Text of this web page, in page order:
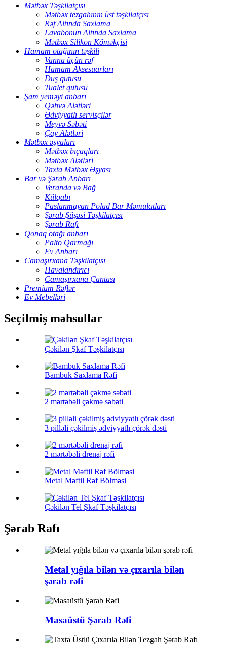
Mətbəx Təşkilatçısı
Mətbəx tezgahının üst təşkilatçısı
Rəf Altında Saxlama
Lavabonun Altında Saxlama
Mətbəx Silikon Köməkçisi
Hamam otağının təşkili
Vanna üçün rəf
Hamam Aksesuarları
Duş qutusu
Tualet qutusu
Şam yeməyi anbarı
Qəhvə Alətləri
Ədviyyatlı servisçilər
Meyvə Səbəti
Çay Alətləri
Mətbəx əşyaları
Mətbəx bıçaqları
Mətbəx Alətləri
Taxta Mətbəx Əşyası
Bar və Şərab Anbarı
Veranda və Bağ
Külqabı
Paslanmayan Polad Bar Məmulatları
Şərab Şüşəsi Təşkilatçısı
Şərab Rafı
Qonaq otağı anbarı
Palto Qarmağı
Ev Anbarı
Camaşırxana Təşkilatçısı
Havalandırıcı
Camaşırxana Çantası
Premium Rəflər
Ev Mebelləri
Seçilmiş məhsullar
Çəkilən Şkaf Təşkilatçısı
Bambuk Saxlama Rəfi
2 mərtəbəli çəkmə səbəti
3 pilləli çəkilmiş ədviyyatlı çörək dəsti
2 mərtəbəli drenaj rəfi
Metal Məftil Rəf Bölməsi
Çəkilən Tel Şkaf Təşkilatçısı
Şərab Rafı
Metal yığıla bilən və çıxarıla bilən
şərab rəfi
Masaüstü Şərab Rəfi